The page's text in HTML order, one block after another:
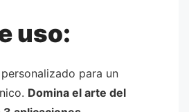
uso:
para un
Domina el arte del